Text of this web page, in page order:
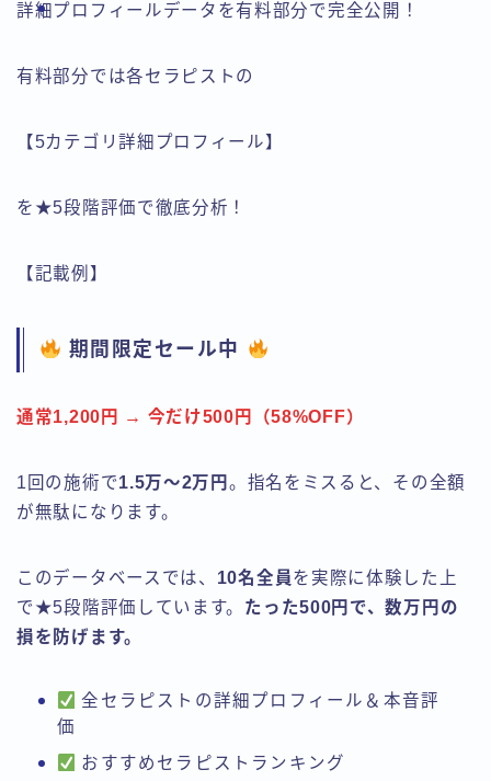
詳細プロフィールデータを有料部分で完全公開！
有料部分では各セラピストの
【5カテゴリ詳細プロフィール】
を★5段階評価で徹底分析！
【記載例】
期間限定セール中
通常1,200円 → 今だけ500円（58%OFF）
1回の施術で1.5万〜2万円 。指名をミスると、その全額
が無駄になります。
このデータベースでは、 10名全員を実際に体験した上
で★5段階評価しています。 たった500円で、数万円の
損を防げます。
全セラピストの詳細プロフィール＆本音評
価
おすすめセラピストランキング